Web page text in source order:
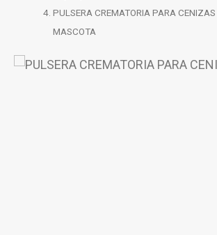
PULSERA CREMATORIA PARA CENIZAS
MASCOTA